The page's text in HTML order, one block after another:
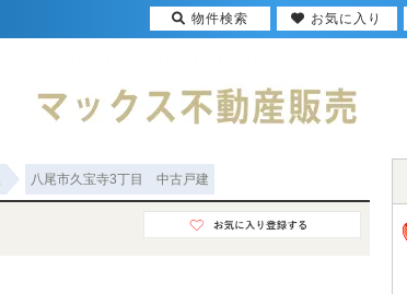
八尾市久宝寺3丁目 中古戸建
物件検索 お気に入り